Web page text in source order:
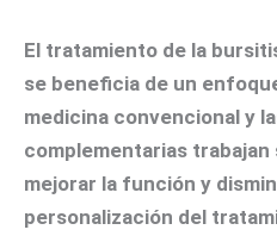
El tratamiento de la
se beneficia de un
medicina convencional y
complementarias
mejorar la función y
personalización del